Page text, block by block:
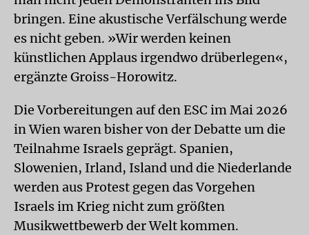
bringen. Eine akustische Verfälschung werde
es nicht geben. »Wir werden keinen
künstlichen Applaus irgendwo drüberlegen«,
ergänzte Groiss-Horowitz.
Die Vorbereitungen auf den ESC im Mai 2026
in Wien waren bisher von der Debatte um die
Teilnahme Israels geprägt. Spanien,
Slowenien, Irland, Island und die Niederlande
werden aus Protest gegen das Vorgehen
Israels im Krieg nicht zum größten
Musikwettbewerb der Welt kommen.